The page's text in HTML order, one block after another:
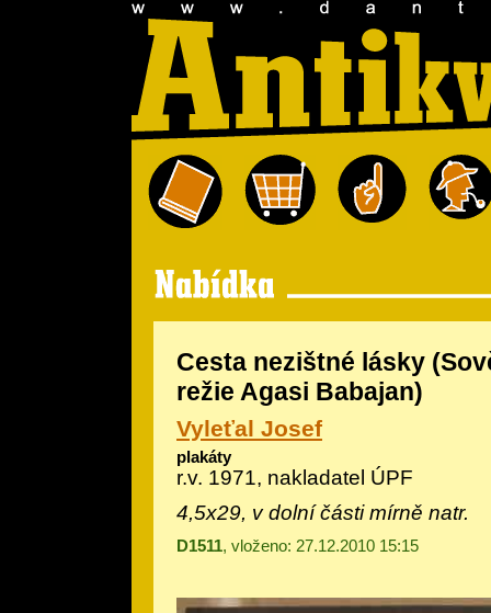
Cesta nezištné lásky
režie Agasi Babajan)
Vyleťal Josef
plakáty
r.v. 1971, nakladatel ÚPF
4,5x29, v dolní části mírně natr.
D1511, vloženo: 27.12.2010 15:15